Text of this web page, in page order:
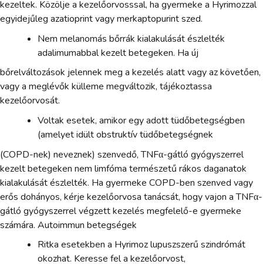
kezeltek. Közölje a kezelőorvosssal, ha gyermeke a Hyrimozzal
egyidejűleg azatioprint vagy merkaptopurint szed.
Nem melanomás bőrrák kialakulását észlelték
adalimumabbal kezelt betegeken. Ha új
bőrelváltozások jelennek meg a kezelés alatt vagy az követően,
vagy a meglévők külleme megváltozik, tájékoztassa
kezelőorvosát.
Voltak esetek, amikor egy adott tüdőbetegségben
(amelyet idült obstruktív tüdőbetegségnek
(COPD-nek) neveznek) szenvedő, TNFα-gátló gyógyszerrel
kezelt betegeken nem limfóma természetű rákos daganatok
kialakulását észlelték. Ha gyermeke COPD-ben szenved vagy
erős dohányos, kérje kezelőorvosa tanácsát, hogy vajon a TNFα-
gátló gyógyszerrel végzett kezelés megfelelő-e gyermeke
számára. Autoimmun betegségek
Ritka esetekben a Hyrimoz lupuszszerű szindrómát
okozhat. Keresse fel a kezelőorvost,